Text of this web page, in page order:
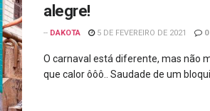
alegre!
-- DAKOTA 5 DE FEVEREIRO DE 2021 0
O carnaval está diferente, mas não
que calor ôôô.. Saudade de um